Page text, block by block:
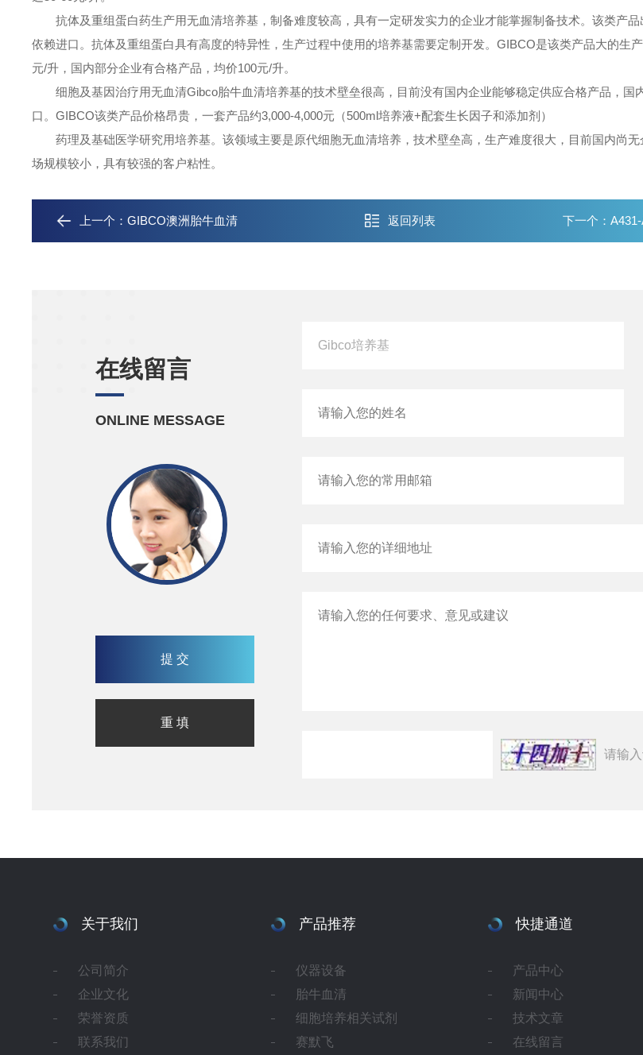
抗体及重组蛋白药生产用无血清培养基，制备难度较高，具有一定研发实力的企业才能掌握制备技术。该类产品
依赖进口。抗体及重组蛋白具有高度的特异性，生产过程中使用的培养基需要定制开发。GIBCO是该类产品大的生
元/升，国内部分企业有合格产品，均价100元/升。
细胞及基因治疗用无血清Gibco胎牛血清培养基的技术壁垒很高，目前没有国内企业能够稳定供应合格产品，国
口。GIBCO该类产品价格昂贵，一套产品约3,000-4,000元（500ml培养液+配套生长因子和添加剂）
药理及基础医学研究用培养基。该领域主要是原代细胞无血清培养，技术壁垒高，生产难度很大，目前国内尚无
场规模较小，具有较强的客户粘性。
上一个： GIBCO澳洲胎牛血清 返回列表 下一个：
在线留言
ONLINE MESSAGE
请输
关于我们
公司简介
企业文化
荣誉资质
联系我们
产品推荐
仪器设备
胎牛血清
细胞培养相关试剂
赛默飞
快捷通道
产品中心
新闻中心
技术文章
在线留言